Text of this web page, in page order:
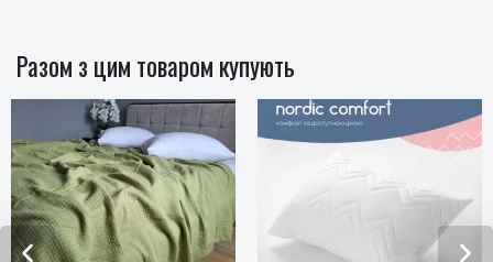
Разом з цим товаром купують